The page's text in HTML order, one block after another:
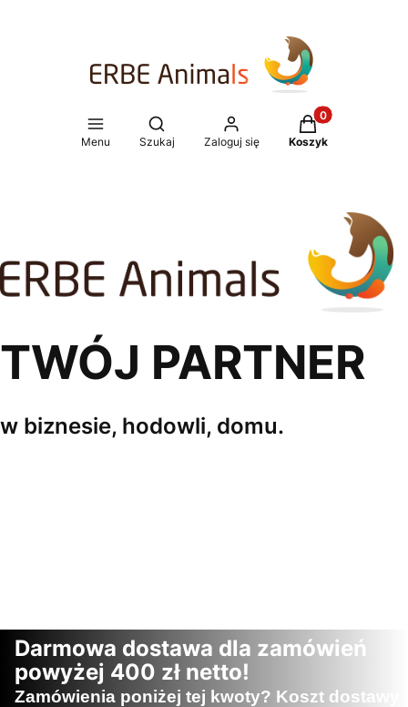
Menu
Otwórz wyszukiwarkę
Szukaj Zaloguj się
Produkty w
Koszyk
TWÓJ PARTNER
w biznesie, hodowli, domu.
Darmowa dostawa dla zamówień
powyżej 400 zł netto!
Zamówienia poniżej tej kwoty? Koszt dostawy